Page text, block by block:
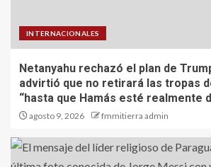
INTERNACIONALES
Netanyahu rechazó el plan de
advirtió que no retirará las tropas
“hasta que Hamás esté realmente
agosto 9, 2026 fmmitierra admin